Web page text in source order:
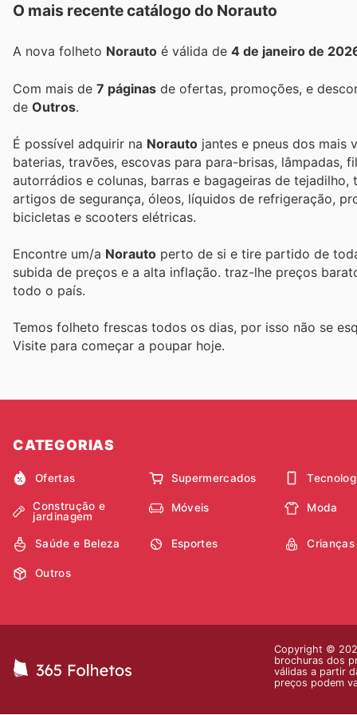
O mais recente catálogo do Norauto
A nova folheto Norauto é válida de 4 de janeiro de
Com mais de 7 páginas de ofertas, promoções, e
de Outros.
É possível adquirir na Norauto jantes e pneus dos mais
baterias, travões, escovas para para-brisas, lâmpadas,
autorrádios e colunas, barras e bagageiras de
artigos de segurança, óleos, líquidos de refrigeração,
bicicletas e scooters elétricas.
Encontre um/a Norauto perto de si e tire partido de
subida de preços e a alta inflação. traz-lhe preços
todo o país.
Temos folheto frescas todos os dias, por isso não se
Visite para começar a poupar hoje.
CATEGORIAS
Ofertas Supermercados
Construção e
jardinagem
Móveis Moda
Saúde e Beleza Esportes Crianças
Outros
Copyright ©
brochuras dos
válidas a partir
preços podem